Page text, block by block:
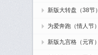
新版大转盘（38节）
为爱奔跑（情人节）
新版九宫格（元宵）